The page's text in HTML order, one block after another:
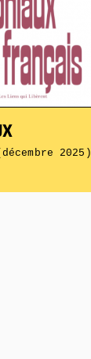
2025)